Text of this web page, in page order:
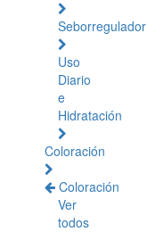
Seborregulador
Uso
Diario
e
Hidratación
Coloración
Coloración
Ver
todos